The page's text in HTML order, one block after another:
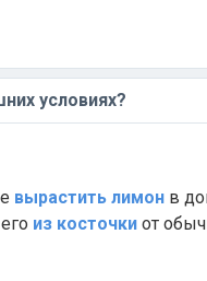
условиях?
вырастить лимон в
из косточки от